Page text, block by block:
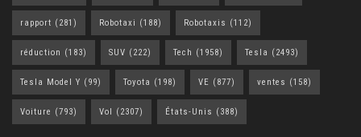
rapport (281) Robotaxi (188) Robotaxis (112)
réduction (183) SUV (222) Tech (1958) Tesla (2493)
Tesla Model Y (99) Toyota (198) VE (877) ventes (158)
Voiture (793) Vol (2307) États-Unis (388)